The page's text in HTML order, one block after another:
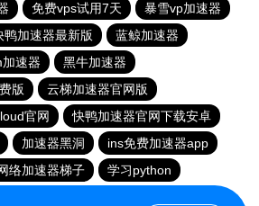
免费vps试用7天
暴雪vp加速器
鸭加速器最新版
蓝鲸加速器
速器
黑牛加速器
版
云梯加速器官网版
官网
快鸭加速器官网下载安卓
加速器黑洞
ins免费加速器app
络加速器梯子
学习python